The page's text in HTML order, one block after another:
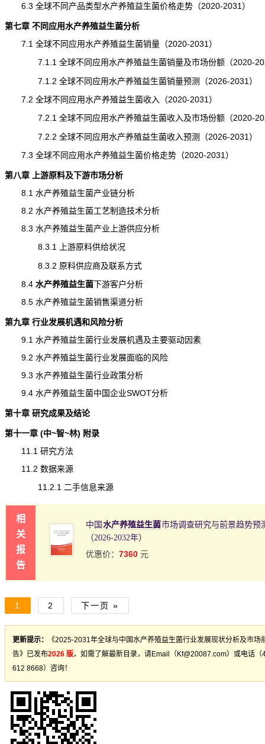
6.3 全球不同产品类型水产养殖益生菌价格走势（2020-2031）
第七章 不同应用水产养殖益生菌分析
7.1 全球不同应用水产养殖益生菌销量（2020-2031）
7.1.1 全球不同应用水产养殖益生菌销量及市场份额（2020-
7.1.2 全球不同应用水产养殖益生菌销量预测（2026-2031）
7.2 全球不同应用水产养殖益生菌收入（2020-2031）
7.2.1 全球不同应用水产养殖益生菌收入及市场份额（2020-
7.2.2 全球不同应用水产养殖益生菌收入预测（2026-2031）
7.3 全球不同应用水产养殖益生菌价格走势（2020-2031）
第八章 上游原料及下游市场分析
8.1 水产养殖益生菌产业链分析
8.2 水产养殖益生菌工艺制造技术分析
8.3 水产养殖益生菌产业上游供应分析
8.3.1 上游原料供给状况
8.3.2 原料供应商及联系方式
8.4 水产养殖益生菌下游客户分析
8.5 水产养殖益生菌销售渠道分析
第九章 行业发展机遇和风险分析
9.1 水产养殖益生菌行业发展机遇及主要驱动因素
9.2 水产养殖益生菌行业发展面临的风险
9.3 水产养殖益生菌行业政策分析
9.4 水产养殖益生菌中国企业SWOT分析
第十章 研究成果及结论
第十一章 (中~智~林) 附录
11.1 研究方法
11.2 数据来源
11.2.1 二手信息来源
相
关
报
告
中国 水产养殖益生菌市场调查研究与前景趋势预
（2026-2032年）
优惠价： 7360 元
1 2 下一页 »
更新提示：
《2025-2031年全球与中国水产养殖益生菌行业发展现状分析及市场
告》已发布2026 版，如需了解最新目录，请Email（Kf@20087.com）或电话（
612 8668）咨询！